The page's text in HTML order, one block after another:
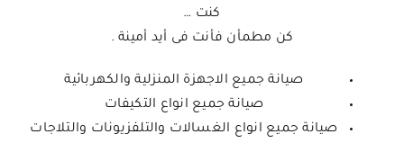
كنت …
كن مطمأن فأنت فى أيد أمينة .
صيانة جميع الاجهزة المنزلية والكهربائية
صيانة جميع انواع التكيفات
صيانة جميع انواع الغسالات والتلفزيونات والتلاجات